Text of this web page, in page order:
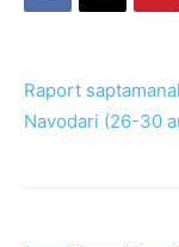
Raport
Navodari (26-30